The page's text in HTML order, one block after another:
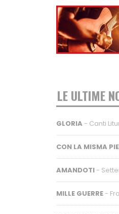
LE ULTIME
GLORIA - Canti
CON LA MISMA
AMANDOTI -
MILLE GUERRE -